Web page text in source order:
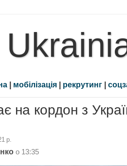
| мобілізація | рекрутинг |
на кордон з
р.
о 13:35